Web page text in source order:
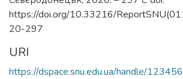
https://doi.org/10.33216/
20-297
URI
https://dspace.snu.edu.ua/handle/